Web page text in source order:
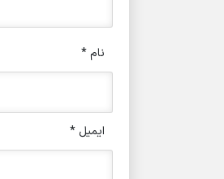
نام*
ایمیل *